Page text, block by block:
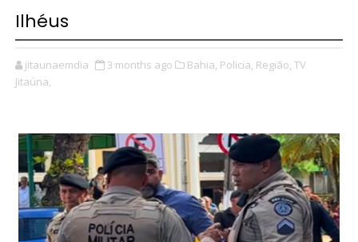
Ilhéus
jitaunaemdia 3 months ago Bahia, Policia, Região, TV
Jitaúna,